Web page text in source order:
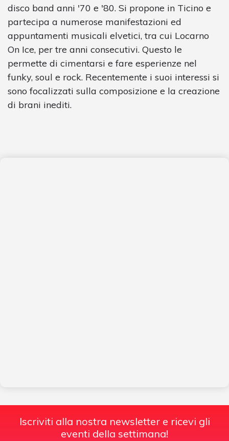
disco band anni '70 e '80. Si propone in Ticino e
partecipa a numerose manifestazioni ed
appuntamenti musicali elvetici, tra cui Locarno
On Ice, per tre anni consecutivi. Questo le
permette di cimentarsi e fare esperienze nel
funky, soul e rock. Recentemente i suoi interessi si
sono focalizzati sulla composizione e la creazione
di brani inediti.
Iscriviti alla nostra newsletter e ricevi gli
eventi della settimana!